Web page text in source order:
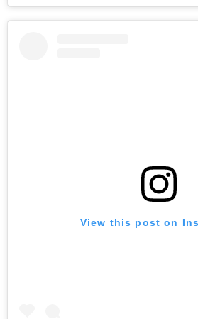
View this post on